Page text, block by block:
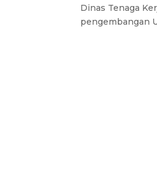
Dinas Tenaga
pengembangan